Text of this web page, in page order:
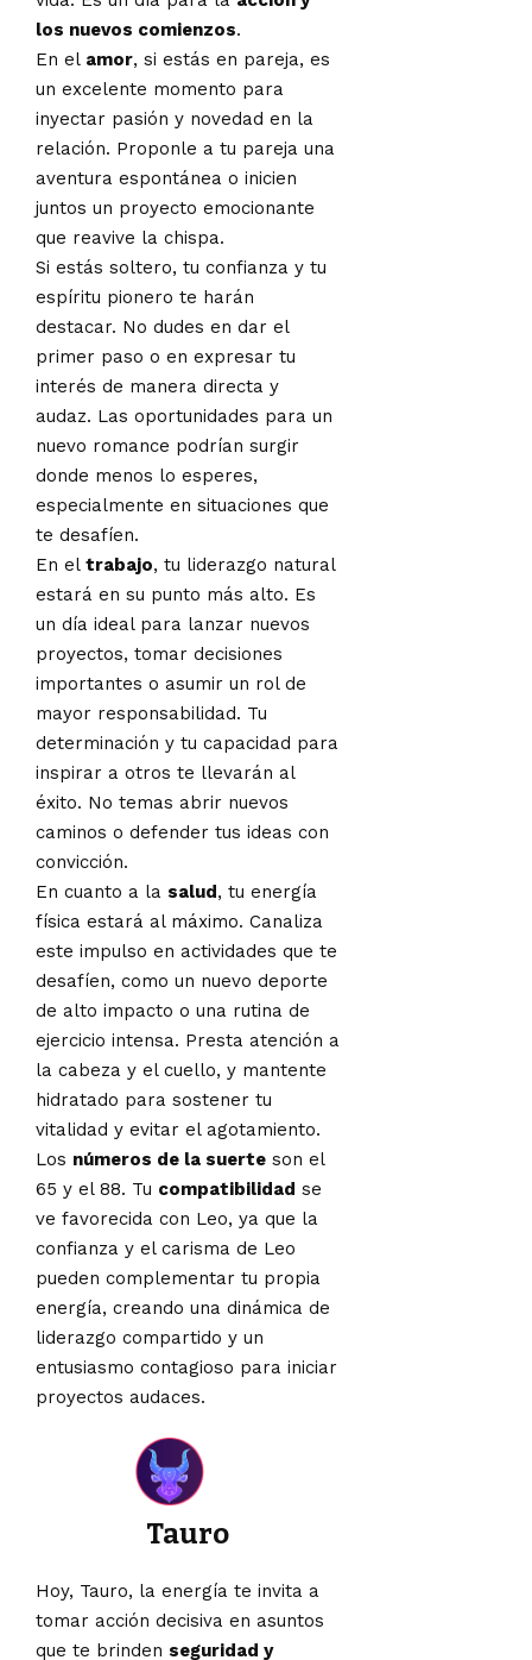
los nuevos comienzos.
En el amor, si estás en pareja, es
un excelente momento para
inyectar pasión y novedad en la
relación. Proponle a tu pareja una
aventura espontánea o inicien
juntos un proyecto emocionante
que reavive la chispa.
Si estás soltero, tu confianza y tu
espíritu pionero te harán
destacar. No dudes en dar el
primer paso o en expresar tu
interés de manera directa y
audaz. Las oportunidades para un
nuevo romance podrían surgir
donde menos lo esperes,
especialmente en situaciones que
te desafíen.
En el trabajo, tu liderazgo natural
estará en su punto más alto. Es
un día ideal para lanzar nuevos
proyectos, tomar decisiones
importantes o asumir un rol de
mayor responsabilidad. Tu
determinación y tu capacidad para
inspirar a otros te llevarán al
éxito. No temas abrir nuevos
caminos o defender tus ideas con
convicción.
En cuanto a la salud, tu energía
física estará al máximo. Canaliza
este impulso en actividades que te
desafíen, como un nuevo deporte
de alto impacto o una rutina de
ejercicio intensa. Presta atención a
la cabeza y el cuello, y mantente
hidratado para sostener tu
vitalidad y evitar el agotamiento.
Los números de la suerte son el
65 y el 88. Tu compatibilidad se
ve favorecida con Leo, ya que la
confianza y el carisma de Leo
pueden complementar tu propia
energía, creando una dinámica de
liderazgo compartido y un
entusiasmo contagioso para iniciar
proyectos audaces.
Tauro
Hoy, Tauro, la energía te invita a
tomar acción decisiva en asuntos
que te brinden seguridad y